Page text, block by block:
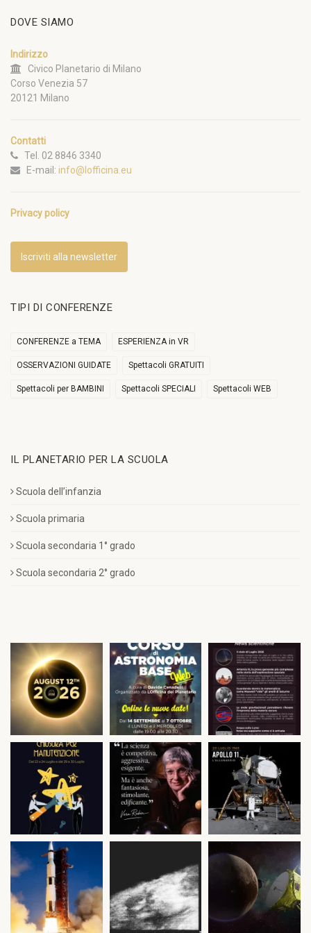
DOVE SIAMO
Indirizzo
Civico Planetario di Milano
Corso Venezia 57
20121 Milano
Contatti
Tel. 02 8846 3340
E-mail: info@lofficina.eu
Privacy policy
Iscriviti alla newsletter
TIPI DI CONFERENZE
CONFERENZE a TEMA ESPERIENZA in VR
OSSERVAZIONI GUIDATE Spettacoli GRATUITI
Spettacoli per BAMBINI Spettacoli SPECIALI Spettacoli WEB
IL PLANETARIO PER LA SCUOLA
Scuola dell’infanzia
Scuola primaria
Scuola secondaria 1° grado
Scuola secondaria 2° grado